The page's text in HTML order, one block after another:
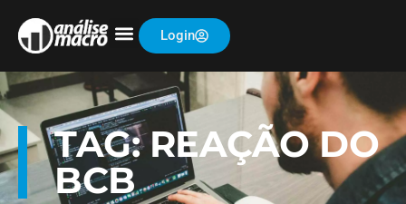
Login
TAG: REAÇÃO DO
BCB